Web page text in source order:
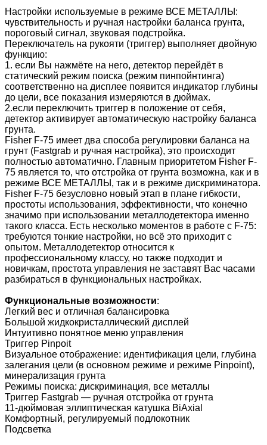
Настройки используемые в режиме ВСЕ МЕТАЛЛЫ:
чувствительность и ручная настройки баланса грунта,
пороговый сигнал, звуковая подстройка.
Переключатель на рукояти (триггер) выполняет двойную
функцию:
1. если Вы нажмёте на него, детектор перейдёт в
статический режим поиска (режим пинпойнтинга)
соответственно на дисплее появится индикатор глубины
до цели, все показания измеряются в дюймах.
2.если переключить триггер в положение от себя,
детектор активирует автоматическую настройку баланса
грунта.
Fisher F-75 имеет два способа регулировки баланса на
грунт (Fastgrab и ручная настройка), это происходит
полностью автоматично. Главным приоритетом Fisher F-
75 является то, что отстройка от грунта возможна, как и в
режиме ВСЕ МЕТАЛЛЫ, так и в режиме дискриминатора.
Fisher F-75 безусловно новый этап в плане гибкости,
простоты использования, эффективности, что конечно
значимо при использовании металлодетектора именно
такого класса. Есть несколько моментов в работе с F-75:
требуются тонкие настройки, но всё это приходит с
опытом. Металлодетектор относится к
профессиональному классу, но также подходит и
новичкам, простота управления не заставят Вас часами
разбираться в функциональных настройках.
Функциональные возможности:
Легкий вес и отличная балансировка
Большой жидкокристаллический дисплей
Интуитивно понятное меню управления
Триггер Pinpoit
Визуальное отображение: идентификация цели, глубина
залегания цели (в основном режиме и режиме Pinpoint),
минерализация грунта
Режимы поиска: дискриминация, все металлы
Триггер Fastgrab — ручная отстройка от грунта
11-дюймовая эллиптическая катушка BiAxial
Комфортный, регулируемый подлокотник
Подсветка